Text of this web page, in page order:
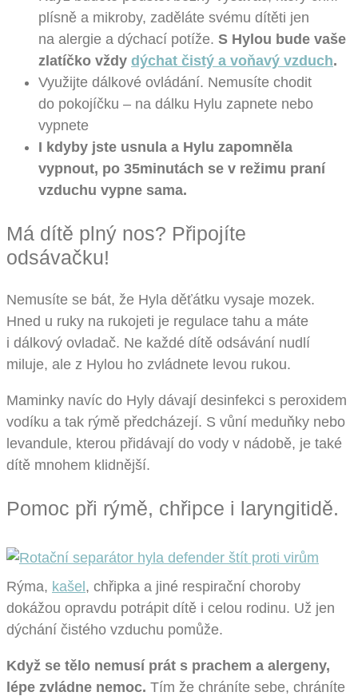
plísně a mikroby, zaděláte svému dítěti jen
na alergie a dýchací potíže. S Hylou bude vaše
zlatíčko vždy dýchat čistý a voňavý vzduch.
Využijte dálkové ovládání. Nemusíte chodit
do pokojíčku – na dálku Hylu zapnete nebo
vypnete
I kdyby jste usnula a Hylu zapomněla
vypnout, po 35minutách se v režimu praní
vzduchu vypne sama.
Má dítě plný nos? Připojíte
odsávačku!
Nemusíte se bát, že Hyla děťátku vysaje mozek.
Hned u ruky na rukojeti je regulace tahu a máte
i dálkový ovladač. Ne každé dítě odsávání nudlí
miluje, ale z Hylou ho zvládnete levou rukou.
Maminky navíc do Hyly dávají desinfekci s peroxidem
vodíku a tak rýmě předcházejí. S vůní meduňky nebo
levandule, kterou přidávají do vody v nádobě, je také
dítě mnohem klidnější.
Pomoc při rýmě, chřipce i laryngitidě.
Rýma, kašel, chřipka a jiné respirační choroby
dokážou opravdu potrápit dítě i celou rodinu. Už jen
dýchání čistého vzduchu pomůže.
Když se tělo nemusí prát s prachem a alergeny,
lépe zvládne nemoc. Tím že chráníte sebe, chráníte